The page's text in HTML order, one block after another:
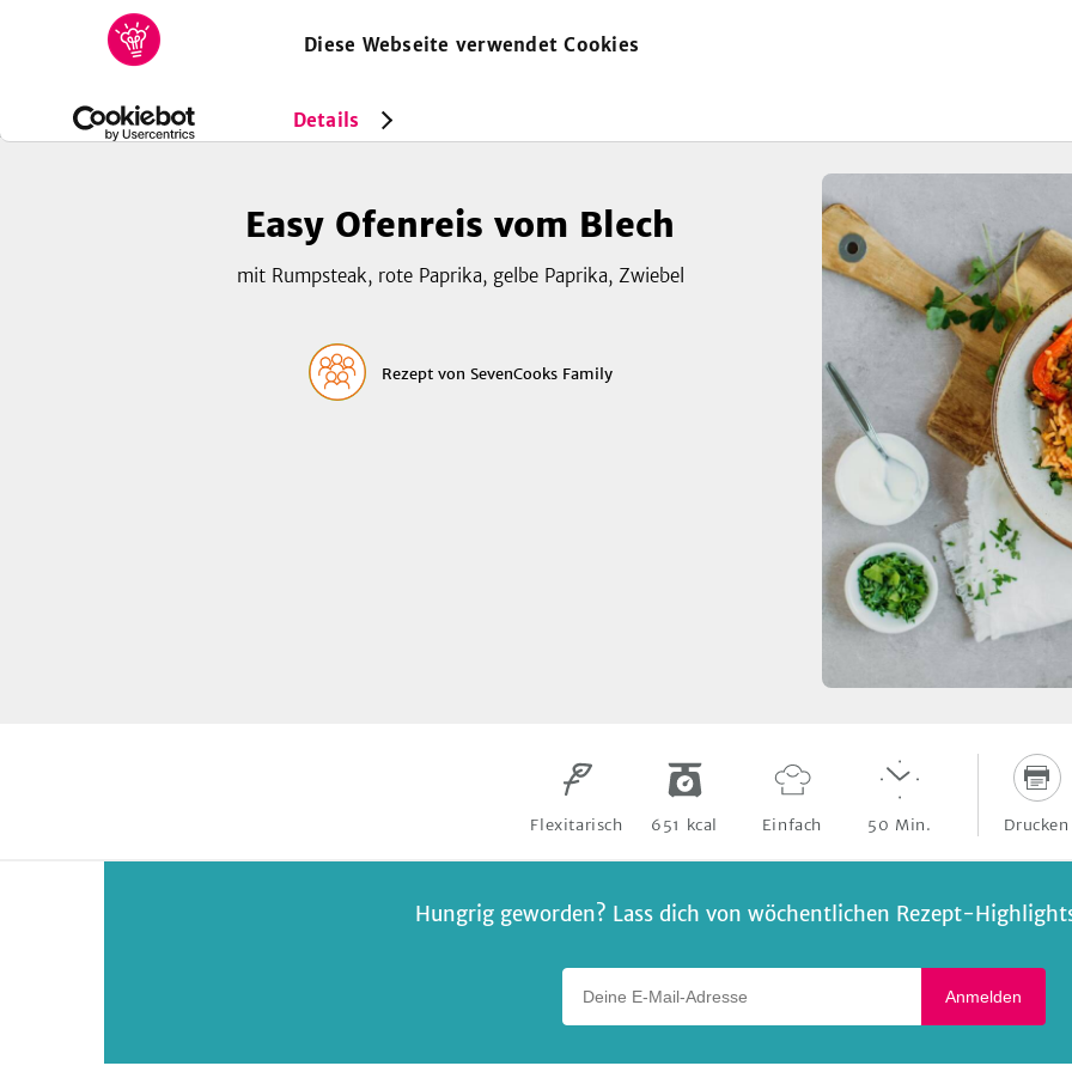
Diese Webseite verwendet Cookies
Details
REZEPTE SAMMLUNGEN MAGAZIN
Rezepte Easy Ofenreis vom Blech
Bild
zeigen
Easy Ofenreis vom Blech
mit Rumpsteak, rote Paprika, gelbe Paprika, Zwiebel
Rezept von SevenCooks Family
Flexitarisch 651 kcal Einfach 50 Min. Drucken
Hungrig geworden? Lass dich von wöchentlichen Rezept-
Anmelden